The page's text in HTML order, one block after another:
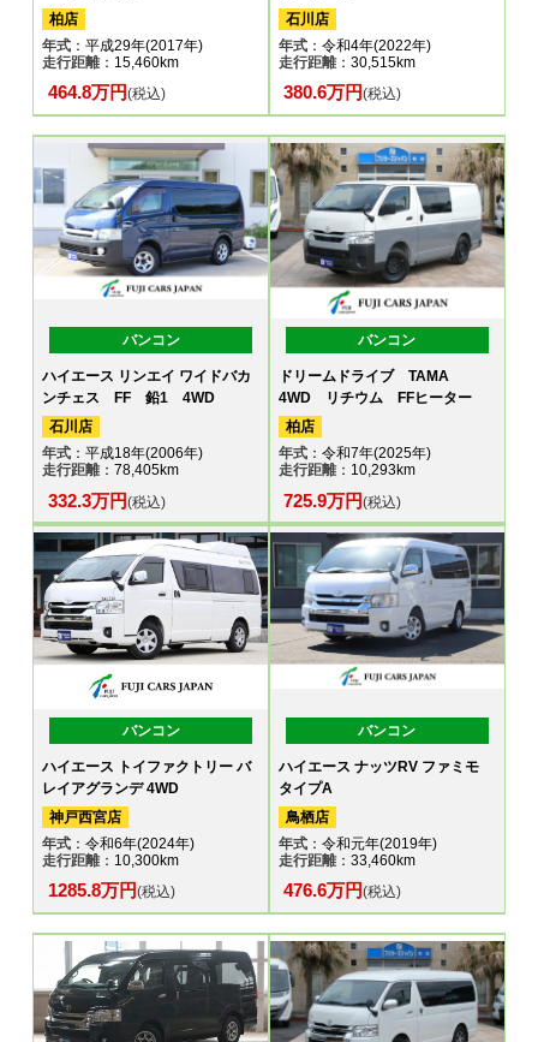
柏店
年式 ：平成29年(2017年)
走行距離：15,460km
464.8万円(税込)
石川店
年式：令和4年(2022年)
走行距離：30,515km
380.6万円(税込)
バンコン
ハイエース リンエイ ワイドバカ
ンチェス FF 鉛1 4WD
石川店
年式 ：平成18年(2006年)
走行距離：78,405km
332.3万円(税込)
バンコン
ドリームドライブ TAMA
4WD リチウム FFヒーター
柏店
年式：令和7年(2025年)
走行距離：10,293km
725.9万円(税込)
バンコン
ハイエース トイファクトリー バ
レイアグランデ 4WD
神戸西宮店
年式 ：令和6年(2024年)
走行距離：10,300km
1285.8万円(税込)
バンコン
ハイエース ナッツRV ファミモ
タイプA
鳥栖店
年式：令和元年(2019年)
走行距離：33,460km
476.6万円(税込)